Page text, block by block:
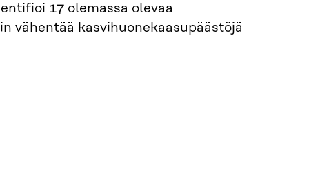
17 olemassa olevaa
vähentää kasvihuonekaasupäästöjä